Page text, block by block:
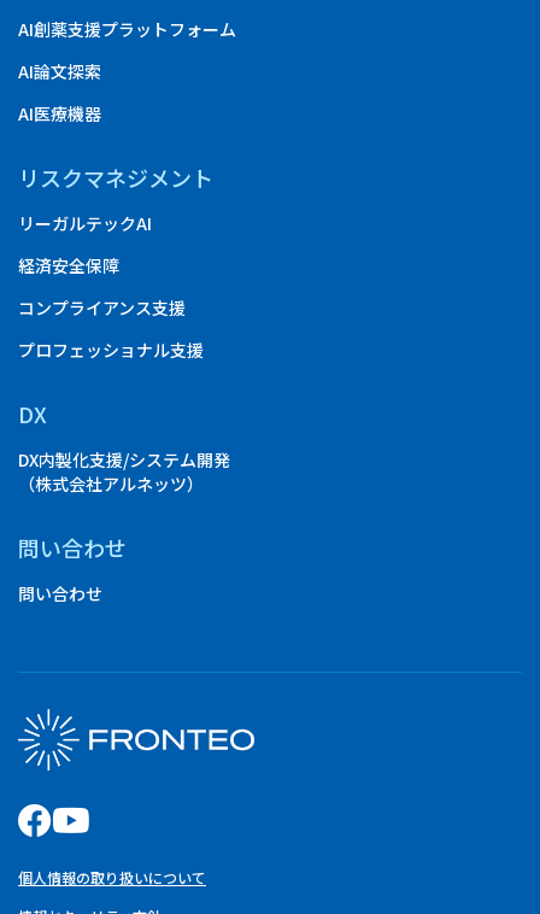
AI創薬支援プラットフォーム
AI論文探索
AI医療機器
リスクマネジメント
リーガルテックAI
経済安全保障
コンプライアンス支援
プロフェッショナル支援
DX
DX内製化支援/システム開発
（株式会社アルネッツ）
問い合わせ
問い合わせ
個人情報の取り扱いについて